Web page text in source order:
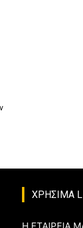
ΧΡΗΣΙΜΑ